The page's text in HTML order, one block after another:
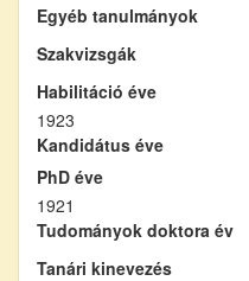
Egyéb tanulmányok
Szakvizsgák
Habilitáció éve
1923
Kandidátus éve
PhD éve
1921
Tudományok doktora év
Tanári kinevezés